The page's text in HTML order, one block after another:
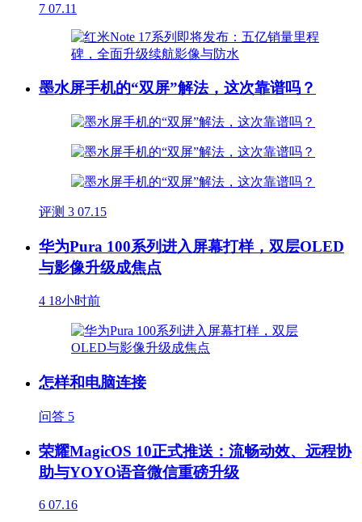
7 07.11
墨水屏手机的“双屏”解法，这次靠谱吗？
评测 3 07.15
华为Pura 100系列进入屏幕打样，双层OLED
与影像升级成焦点
4 18小时前
怎样和电脑连接
问答 5
荣耀MagicOS 10正式推送：流畅动效、远程协
助与YOYO语音微信重磅升级
6 07.16